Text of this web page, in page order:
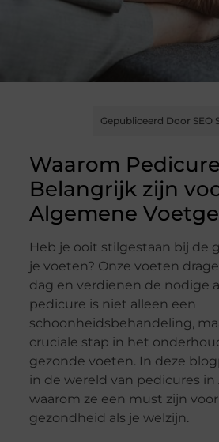
Gepubliceerd Door SEO
Waarom
Belangrijk zijn
Algemene
Heb je ooit stilgestaan bij de
je voeten? Onze voeten
dag en verdienen de nodige
pedicure is niet alleen een
schoonheidsbehandeling,
cruciale stap in het
gezonde voeten. In deze
in de wereld van pedicures in
waarom ze een must zijn
gezondheid als je welzijn.